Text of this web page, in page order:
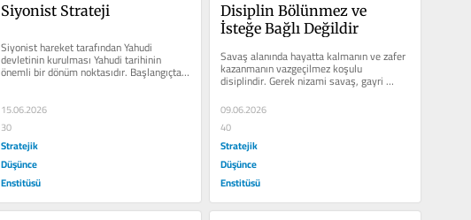
Siyonist Strateji
Siyonist hareket tarafından Yahudi
devletinin kurulması Yahudi tarihinin
önemli bir dönüm noktasıdır. Başlangıçta
15.06.2026
30
Stratejik
Düşünce
Enstitüsü
Disiplin Bölünmez ve
İsteğe Bağlı Değildir
Savaş alanında hayatta kalmanın ve zafer
kazanmanın vazgeçilmez koşulu
disiplindir. Gerek nizami savaş, gayri
nizami savaş, asimetrik savaş,...
09.06.2026
40
Stratejik
Düşünce
Enstitüsü